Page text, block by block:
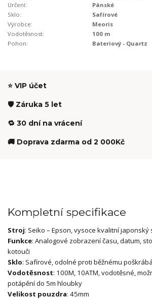
Určení:
Pánské
Sklo:
Safírové
Výrobce:
Meoris
Vodotěsnost:
100 m
Pohon:
Bateriový - Quartz
⭐ VIP účet
🛡️ Záruka 5 let
🔁 30 dní na vrácení
🚚 Doprava zdarma od 2 000Kč
Kompletní specifikace
Stroj: Seiko – Epson, vysoce kvalitní japonský
Funkce: Analogové zobrazení času, datum,
kotouči
Sklo: Safírové, odolné proti běžnému
Vodotěsnost: 100M, 10ATM, vodotěsné,
potápění do 5m hloubky
Velikost pouzdra: 45mm